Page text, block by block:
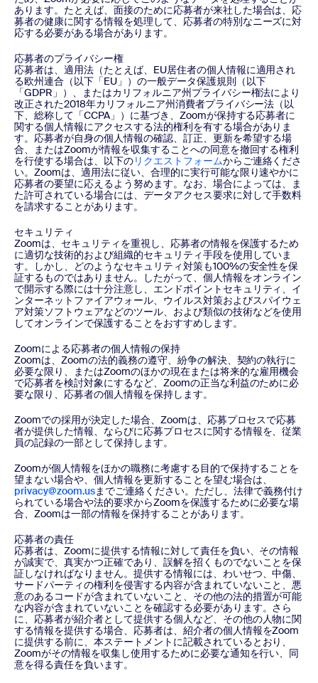
あります。たとえば、面接のために応募者が来社した場合は、応
募者の健康に関する情報を処理して、応募者の特別なニーズに対
応する必要がある場合があります。
応募者のプライバシー権
応募者は、適用法（たとえば、EU居住者の個人情報に適用され
る欧州連合（以下「EU」）の一般データ保護規則（以下
「GDPR」）、またはカリフォルニア州プライバシー権法により
改正された2018年カリフォルニア州消費者プライバシー法（以
下、総称して「CCPA」）に基づき、Zoomが保持する応募者に
関する個人情報にアクセスする法的権利を有する場合がありま
す。応募者が自身の個人情報の確認、訂正、更新を希望する場
合、またはZoomが情報を収集することへの同意を撤回する権利
を行使する場合は、以下のリクエストフォームからご連絡くださ
い。Zoomは、適用法に従い、合理的に実行可能な限り速やかに
応募者の要望に応えるよう努めます。なお、場合によっては、ま
た許可されている場合には、データアクセス要求に対して手数料
を請求することがあります。
セキュリティ
Zoomは、セキュリティを重視し、応募者の情報を保護するため
に適切な技術的および組織的セキュリティ手段を使用していま
す。しかし、どのようなセキュリティ対策も100%の安全性を保
証するものではありません。したがって、個人情報をオンライン
で開示する際には十分注意し、エンドポイントセキュリティ、イ
ンターネットファイアウォール、ウイルス対策およびスパイウェ
ア対策ソフトウェアなどのツール、および類似の技術などを使用
してオンラインで保護することをおすすめします。
Zoomによる応募者の個人情報の保持
Zoomは、Zoomの法的義務の遵守、紛争の解決、契約の執行に
必要な限り、またはZoomのほかの現在または将来的な雇用機会
で応募者を検討対象にするなど、Zoomの正当な利益のために必
要な限り、応募者の個人情報を保持します。
Zoomでの採用が決定した場合、Zoomは、応募プロセスで応募
者が提供した情報、ならびに応募プロセスに関する情報を、従業
員の記録の一部として保持します。
Zoomが個人情報をほかの職務に考慮する目的で保持することを
望まない場合や、個人情報を更新することを望む場合は、
privacy@zoom.usまでご連絡ください。ただし、法律で義務付け
られている場合や法的要求からZoomを保護するために必要な場
合、Zoomは一部の情報を保持することがあります。
応募者の責任
応募者は、Zoomに提供する情報に対して責任を負い、その情報
が誠実で、真実かつ正確であり、誤解を招くものでないことを保
証しなければなりません。提供する情報には、わいせつ、中傷、
サードパーティの権利を侵害する内容が含まれていないこと、悪
意のあるコードが含まれていないこと、その他の法的措置が可能
な内容が含まれていないことを確認する必要があります。さら
に、応募者が紹介者として提供する個人など、その他の人物に関
する情報を提供する場合、応募者は、紹介者の個人情報をZoom
に提供する前に、本ステートメントに記載されているとおり、
Zoomがその情報を収集し使用するために必要な通知を行い、同
意を得る責任を負います。